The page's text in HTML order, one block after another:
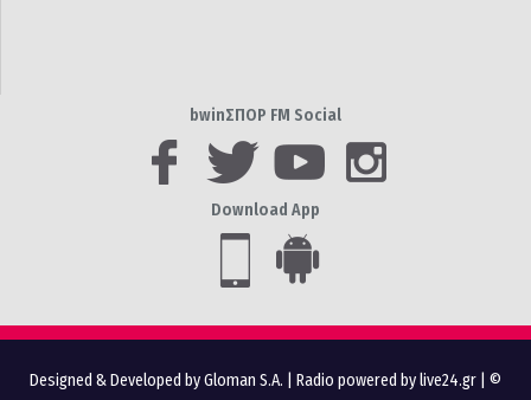
bwinΣΠΟΡ FM Social
Download App
Designed & Developed by Gloman S.A. Radio powered by live24.gr | ©